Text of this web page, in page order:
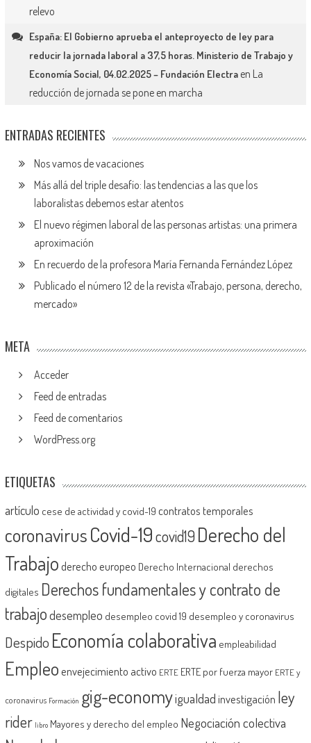
relevo
España: El Gobierno aprueba el anteproyecto de ley para
reducir la jornada laboral a 37,5 horas. Ministerio de Trabajo y
Economía Social, 04.02.2025 – Fundación Electraen La
reducción de jornada se pone en marcha
ENTRADAS RECIENTES
Nos vamos de vacaciones
Más allá del triple desafío: las tendencias a las que los
laboralistas debemos estar atentos
El nuevo régimen laboral de las personas artistas: una primera
aproximación
En recuerdo de la profesora María Fernanda Fernández López
Publicado el número 12 de la revista «Trabajo, persona, derecho,
mercado»
META
Acceder
Feed de entradas
Feed de comentarios
WordPress.org
ETIQUETAS
artículo cese de actividad y covid-19 contratos temporales
coronavirusCovid-19covid19 Derecho del
Trabajoderecho europeo Derecho Internacional derechos
digitales Derechos fundamentales y contrato de
trabajodesempleo desempleo covid 19 desempleo y coronavirus
Despido Economía colaborativa empleabilidad
Empleoenvejecimiento activo ERTE ERTE por fuerza mayor ERTE y
coronavirus Formación gig-economyigualdadinvestigación ley
rider libro Mayores y derecho del empleo Negociación colectiva